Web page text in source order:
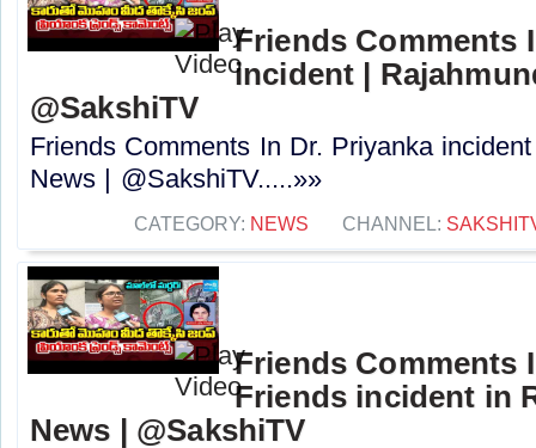
Friends Comments
incident |
@SakshiTV
Friends Comments In Dr. Priyanka
News | @SakshiTV.....»»
CATEGORY: NEWS CHANNEL:
Friends Comments
Friends incident in
News | @SakshiTV